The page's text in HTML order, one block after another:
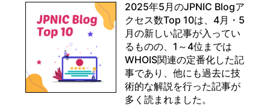
2025年5月のJPNIC Blogア
クセス数Top 10は、4月・5
月の新しい記事が入ってい
るものの、1～4位までは
WHOIS関連の定番化した記
事であり、他にも過去に技
術的な解説を行った記事が
多く読まれました。